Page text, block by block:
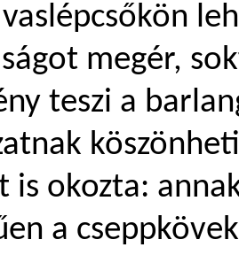
megér,
teszi a
is okozta:
a